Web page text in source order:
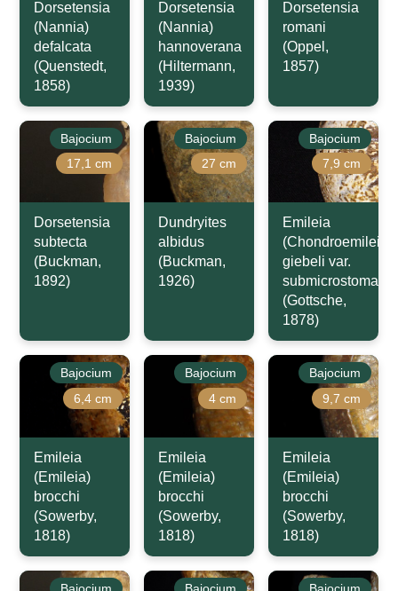
Dorsetensia
(Nannia)
defalcata
(Quenstedt,
1858)
Dorsetensia
(Nannia)
hannoverana
(Hiltermann,
1939)
Dorsetensia
romani
(Oppel,
1857)
Bajocium
17,1 cm
Dorsetensia
subtecta
(Buckman,
1892)
Bajocium
27 cm
Dundryites
albidus
(Buckman,
1926)
Bajocium
7,9 cm
Emileia
(Chondroemileia)
giebeli var.
submicrostoma
(Gottsche,
1878)
Bajocium
6,4 cm
Emileia
(Emileia)
brocchi
(Sowerby,
1818)
Bajocium
4 cm
Emileia
(Emileia)
brocchi
(Sowerby,
1818)
Bajocium
9,7 cm
Emileia
(Emileia)
brocchi
(Sowerby,
1818)